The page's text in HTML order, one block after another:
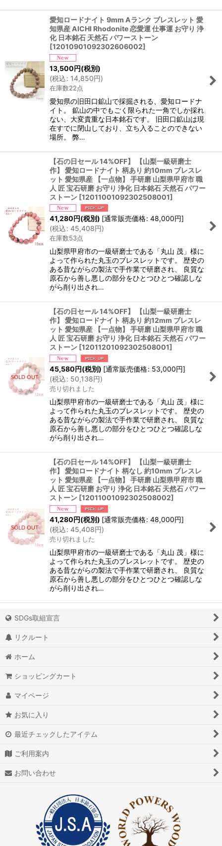
愛知ロードナイト 9mm Aランク ブレスレット 愛
知県産 AICHI Rhodonite 恋愛運 仕事運 お守り 浄
化 日本銘石 天然石 パワーストーン
[12010901092302606002]
13,500円(税別)
(税込: 14,850円)
在庫数22点
愛知県の旧田口鉱山で採掘される、愛知ロードナ
イト。 鉱山の中でもごく限られた一角でしか採れ
ない、大変貴重な日本銘石です。 旧田口鉱山は現
在すでに閉山しており、立ち入ることのできない
場所。 弊…
【石の日セール 14%OFF】 【山梨一級研磨士
作】 愛知ロードナイト 柄あり 約10mm ブレスレ
ット 愛知県産 【一点物】 手研磨 山梨県甲府市 職
人 匠 宝石研磨 お守り 浄化 日本銘石 天然石 パワー
ストーン [12011001092302508001]
41,280円(税別) [通常販売価格: 48,000円]
(税込: 45,408円)
在庫数53点
山梨県甲府市の一級研磨士である「丸山 茂」様に
よって作られた丸玉のブレスレットです。 歴史の
ある昔ながらの製法で手作業で研磨され、 良質な
原石から善し悪しの部分をひとつひとつ確認しな
がら削り出され…
【石の日セール 14%OFF】 【山梨一級研磨士
作】 愛知ロードナイト 柄あり 約12mm ブレスレ
ット 愛知県産 【一点物】 手研磨 山梨県甲府市 職
人 匠 宝石研磨 お守り 浄化 日本銘石 天然石 パワー
ストーン [12011201092302508001]
45,580円(税別) [通常販売価格: 53,000円]
(税込: 50,138円)
売り切れました
山梨県甲府市の一級研磨士である「丸山 茂」様に
よって作られた丸玉のブレスレットです。 歴史の
ある昔ながらの製法で手作業で研磨され、 良質な
原石から善し悪しの部分をひとつひとつ確認しな
がら削り出され…
【石の日セール 14%OFF】 【山梨一級研磨士
作】 愛知ロードナイト 柄なし 約10mm ブレスレ
ット 愛知県産 【一点物】 手研磨 山梨県甲府市 職
人 匠 宝石研磨 お守り 浄化 日本銘石 天然石 パワー
ストーン [12011001092302508002]
41,280円(税別) [通常販売価格: 48,000円]
(税込: 45,408円)
売り切れました
山梨県甲府市の一級研磨士である「丸山 茂」様に
よって作られた丸玉のブレスレットです。 歴史の
ある昔ながらの製法で手作業で研磨され、 良質な
原石から善し悪しの部分をひとつひとつ確認しな
がら削り出され…
SDGs取組宣言
リクルート
ホーム
ショッピングカート
マイページ
お気に入り
最近チェックしたアイテム
ご利用案内
お問い合わせ